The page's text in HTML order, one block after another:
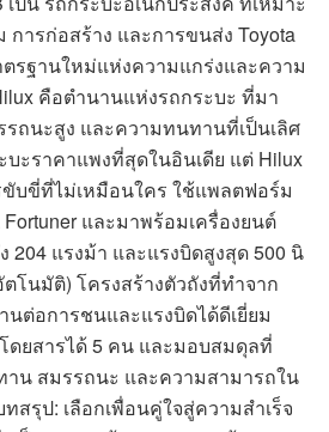
ารก่อสร้าง และการขนส่ง Toyota
ตรฐานใหม่แห่งความแกร่งและความ
คือตำนานแห่งรถกระบะ ที่มา
ถนะสูง และความทนทานที่เป็นเลิศ
บะราคาแพงที่สุดในอินเดีย แต่ Hilux
บขี่ที่ไม่เหมือนใคร ใช้แพลตฟอร์ม
Fortuner และมาพร้อมเครื่องยนต์
204 แรงม้า และแรงบิดสูงสุด 500 นิ
ตโนมัติ) โครงสร้างตัวถังที่ทำจาก
นต่อการชนและแรงบิดได้ดีเยี่ยม
ดยสารได้ 5 คน และมอบสมดุลที่
าน สมรรถนะ และความสามารถใน
สรุป: เลือกเพื่อนคู่ใจสู่ความสำเร็จ